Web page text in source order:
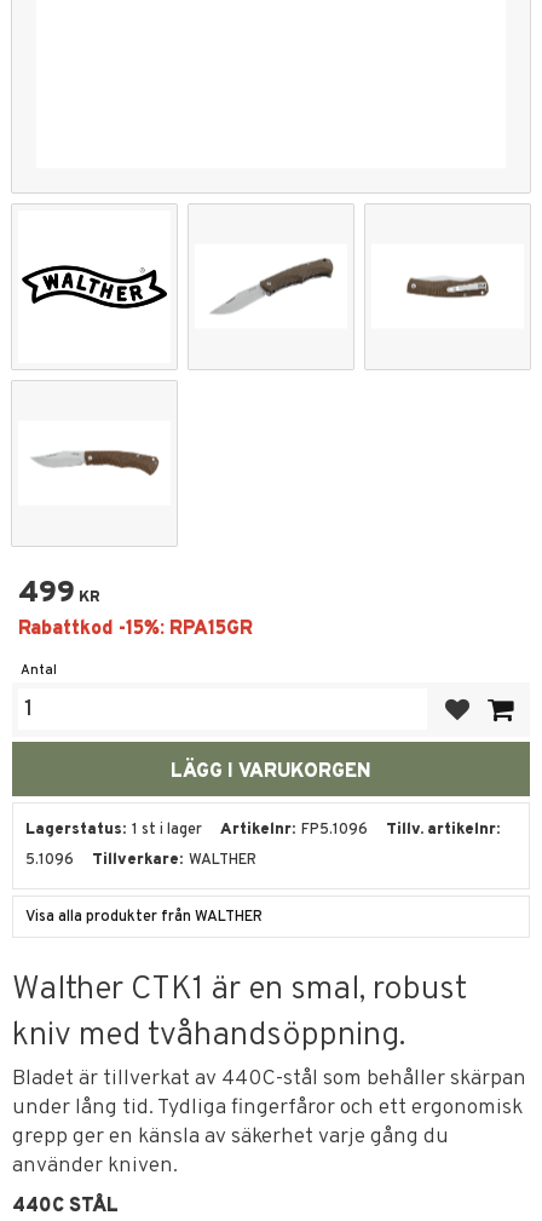
499 KR
Antal
Lagerstatus 1 st i lager Artikelnr FP5.1096
Tillv. artikelnr
5.1096
Tillverkare WALTHER
Visa alla produkter från WALTHER
Walther CTK1 är en smal, robust
kniv med tvåhandsöppning.
Bladet är tillverkat av 440C-stål som behåller skärpan
under lång tid. Tydliga fingerfåror och ett ergonomisk
grepp ger en känsla av säkerhet varje gång du
använder kniven.
440C STÅL